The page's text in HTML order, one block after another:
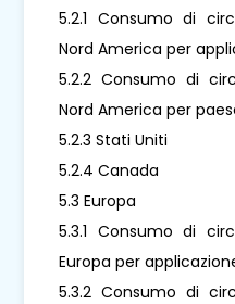
5.2.1 Consumo di
Nord America per
5.2.2 Consumo di
Nord America per
5.2.3 Stati Uniti
5.2.4 Canada
5.3 Europa
5.3.1 Consumo di
Europa per
5.3.2 Consumo di